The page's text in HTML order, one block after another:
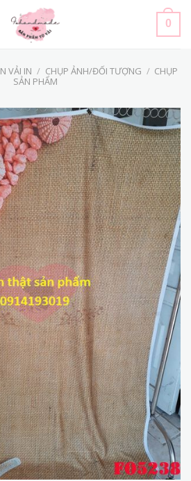
0
VẢI IN / CHỤP ẢNH/ĐỐI TƯỢNG / CHỤP
SẢN PHẨM